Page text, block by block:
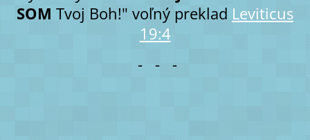
SOM Tvoj Boh!" voľný preklad Leviticus
19:4
- - -